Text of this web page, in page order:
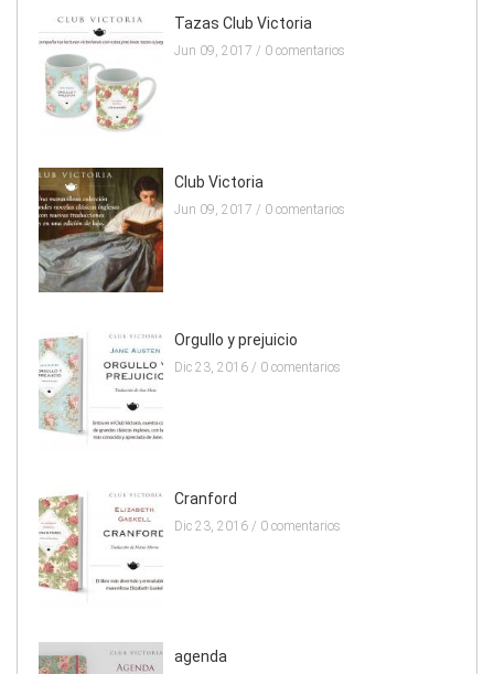
Tazas Club Victoria
Jun 09, 2017 / 0 comentarios
Club Victoria
Jun 09, 2017 / 0 comentarios
Orgullo y prejuicio
Dic 23, 2016 / 0 comentarios
Cranford
Dic 23, 2016 / 0 comentarios
agenda